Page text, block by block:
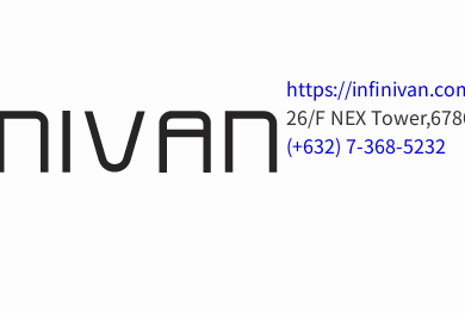
https://
26/F NEX
(+632) 7-368-5232